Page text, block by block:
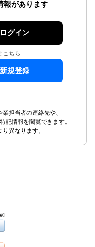
報があります
グイン
こちら
規登録
担当者の連絡先や、
記情報を閲覧できます。
異なります。